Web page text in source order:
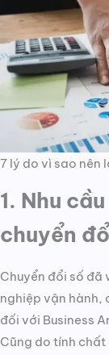
7 lý do vì sao nên
1. Nhu
chuyển
Chuyển đổi số
nghiệp vận hành,
đối với Business
Cũng do tính chất